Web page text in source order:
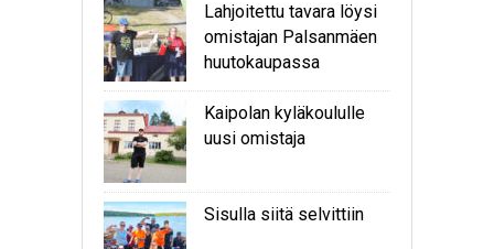
Lahjoitettu tavara löysi
omistajan Palsanmäen
huutokaupassa
Kaipolan kyläkoululle
uusi omistaja
Sisulla siitä selvittiin